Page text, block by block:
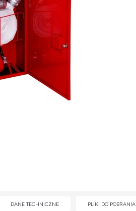
GAŚNICE DO KOMPUTERA
GAŚNICE DO ELEKTRONIKI
GAŚNICE DO WARSZTATU
DANE TECHNICZNE PLIKI DO POBRANIA